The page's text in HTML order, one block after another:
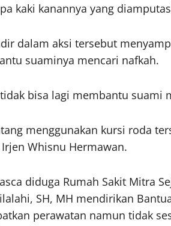
kaki kanannya yang
dalam aksi tersebut
suaminya mencari nafkah.
tidak bisa lagi membantu suami
menggunakan kursi roda
Whisnu Hermawan.
diduga Rumah Sakit Mitra
SH, MH mendirikan
perawatan namun tidak